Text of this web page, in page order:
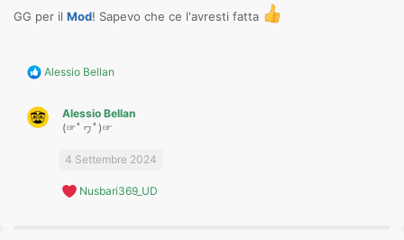
GG per il Mod! Sapevo che ce l'avresti fatta
R
c
t
Alessio Bellan
Alessio Bellan
(☞ﾟヮﾟ)☞
4 Settembre 2024
R
Nusbari369_UD